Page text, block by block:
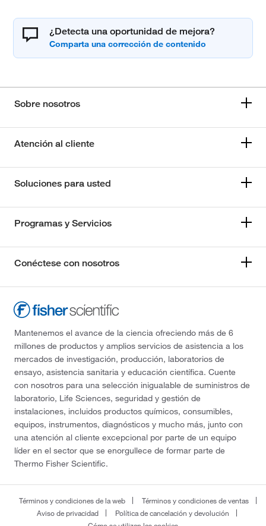
¿Detecta una oportunidad de mejora?
Sobre nosotros
Atención al cliente
Soluciones para usted
Programas y Servicios
Conéctese con nosotros
Mantenemos el avance de la ciencia ofreciendo más de 6
millones de productos y amplios servicios de asistencia a los
mercados de investigación, producción, laboratorios de
ensayo, asistencia sanitaria y educación científica. Cuente
con nosotros para una selección inigualable de suministros de
laboratorio, Life Sciences, seguridad y gestión de
instalaciones, incluidos productos químicos, consumibles,
equipos, instrumentos, diagnósticos y mucho más, junto con
una atención al cliente excepcional por parte de un equipo
líder en el sector que se enorgullece de formar parte de
Thermo Fisher Scientific.
Términos y condiciones de la web
Términos y condiciones de ventas
Aviso de privacidad
Política de cancelación y devolución